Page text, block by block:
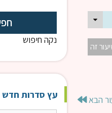
זה
הבא
נקה חיפוש
עץ סדרות חדש